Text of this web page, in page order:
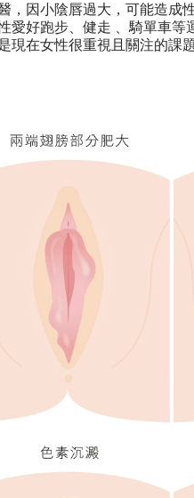
，因小陰唇過大，可能造成
愛好跑步、健走 、騎單車等
現在女性很重視且關注的課